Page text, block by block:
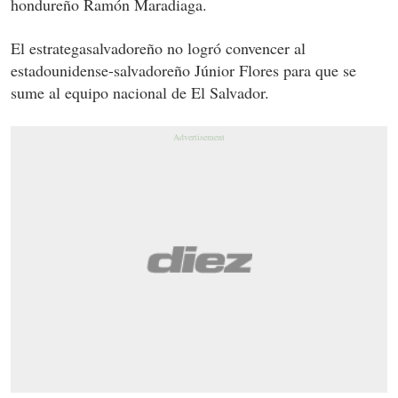
El estrategasalvadoreño no logró convencer al
estadounidense-salvadoreño Júnior Flores para que se
sume al equipo nacional de El Salvador.